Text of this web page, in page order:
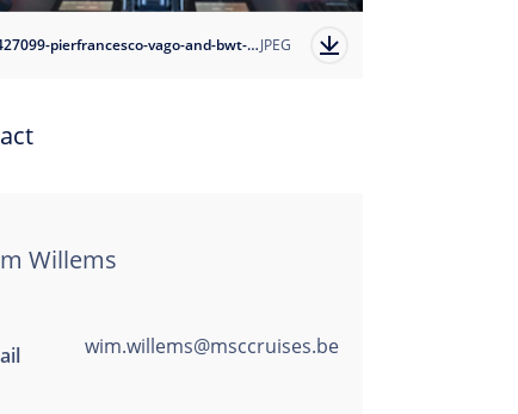
1769427099-pierfrancesco-vago-and-bwt-alpine-formula-one-team-executive-advisor-flavio-briatore-and-drivers-on-msc-world-europa?auto=formatJPEG
Willems
wim.willems@msccruises.be